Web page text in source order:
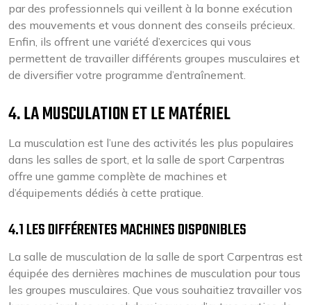
par des professionnels qui veillent à la bonne exécution
des mouvements et vous donnent des conseils précieux.
Enfin, ils offrent une variété d’exercices qui vous
permettent de travailler différents groupes musculaires et
de diversifier votre programme d’entraînement.
4. LA MUSCULATION ET LE MATÉRIEL
La musculation est l’une des activités les plus populaires
dans les salles de sport, et la salle de sport Carpentras
offre une gamme complète de machines et
d’équipements dédiés à cette pratique.
4.1 LES DIFFÉRENTES MACHINES DISPONIBLES
La salle de musculation de la salle de sport Carpentras est
équipée des dernières machines de musculation pour tous
les groupes musculaires. Que vous souhaitiez travailler vos